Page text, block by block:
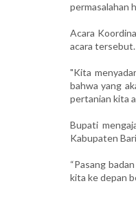
permasalahan
Acara
acara tersebut.
"Kita
bahwa yang
pertanian kita
Bupati
Kabupaten
“Pasang
kita ke depan